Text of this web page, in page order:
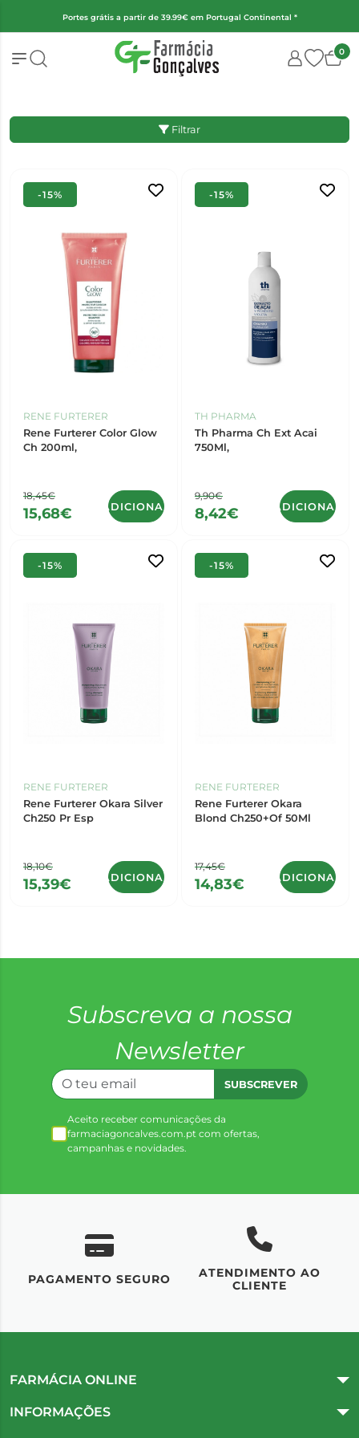
Portes grátis a partir de 39.99€ em Portugal Continental *
0
Filtrar
-15%
RENE FURTERER
Rene Furterer Color Glow
Ch 200ml,
18,45€
15,68€ ADICIONAR
-15%
TH PHARMA
Th Pharma Ch Ext Acai
750Ml,
9,90€
8,42€ ADICIONAR
-15%
RENE FURTERER
Rene Furterer Okara Silver
Ch250 Pr Esp
18,10€
15,39€ ADICIONAR
-15%
RENE FURTERER
Rene Furterer Okara
Blond Ch250+Of 50Ml
17,45€
14,83€ ADICIONAR
Subscreva a nossa
Newsletter
SUBSCREVER
Aceito receber comunicações da
farmaciagoncalves.com.pt com ofertas,
campanhas e novidades.
PAGAMENTO SEGURO
ATENDIMENTO AO
CLIENTE
FARMÁCIA ONLINE
INFORMAÇÕES